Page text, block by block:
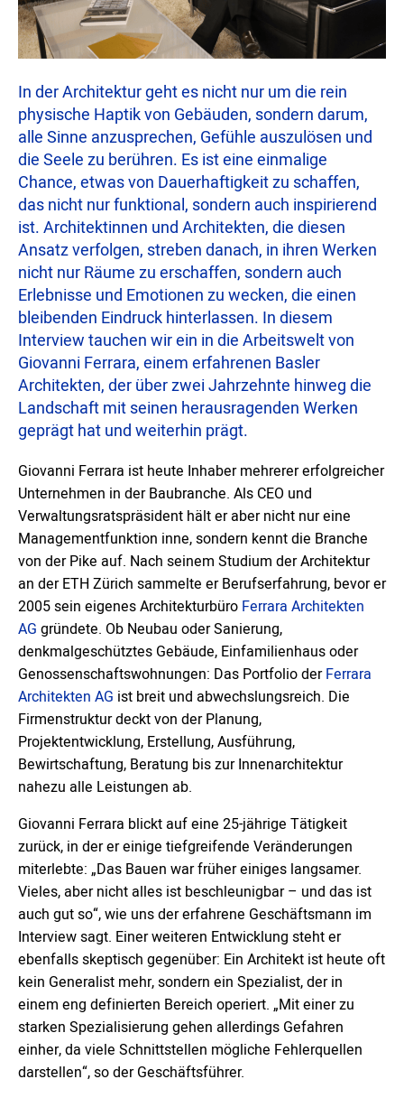
In der Architektur geht es nicht nur um die rein
physische Haptik von Gebäuden, sondern darum,
alle Sinne anzusprechen, Gefühle auszulösen und
die Seele zu berühren. Es ist eine einmalige
Chance, etwas von Dauerhaftigkeit zu schaffen,
das nicht nur funktional, sondern auch inspirierend
ist. Architektinnen und Architekten, die diesen
Ansatz verfolgen, streben danach, in ihren Werken
nicht nur Räume zu erschaffen, sondern auch
Erlebnisse und Emotionen zu wecken, die einen
bleibenden Eindruck hinterlassen. In diesem
Interview tauchen wir ein in die Arbeitswelt von
Giovanni Ferrara, einem erfahrenen Basler
Architekten, der über zwei Jahrzehnte hinweg die
Landschaft mit seinen herausragenden Werken
geprägt hat und weiterhin prägt.
Giovanni Ferrara ist heute Inhaber mehrerer erfolgreicher
Unternehmen in der Baubranche. Als CEO und
Verwaltungsratspräsident hält er aber nicht nur eine
Managementfunktion inne, sondern kennt die Branche
von der Pike auf. Nach seinem Studium der Architektur
an der ETH Zürich sammelte er Berufserfahrung, bevor er
2005 sein eigenes Architekturbüro Ferrara Architekten
AG gründete. Ob Neubau oder Sanierung,
denkmalgeschütztes Gebäude, Einfamilienhaus oder
Genossenschaftswohnungen: Das Portfolio derFerrara
Architekten AG ist breit und abwechslungsreich. Die
Firmenstruktur deckt von der Planung,
Projektentwicklung, Erstellung, Ausführung,
Bewirtschaftung, Beratung bis zur Innenarchitektur
nahezu alle Leistungen ab.
Giovanni Ferrara blickt auf eine 25-jährige Tätigkeit
zurück, in der er einige tiefgreifende Veränderungen
miterlebte: „Das Bauen war früher einiges langsamer.
Vieles, aber nicht alles ist beschleunigbar – und das ist
auch gut so“, wie uns der erfahrene Geschäftsmann im
Interview sagt. Einer weiteren Entwicklung steht er
ebenfalls skeptisch gegenüber: Ein Architekt ist heute oft
kein Generalist mehr, sondern ein Spezialist, der in
einem eng definierten Bereich operiert. „Mit einer zu
starken Spezialisierung gehen allerdings Gefahren
einher, da viele Schnittstellen mögliche Fehlerquellen
darstellen“, so der Geschäftsführer.